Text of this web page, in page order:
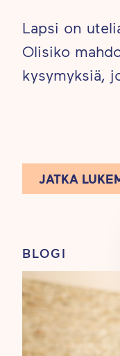
Lapsi on
Olisiko
kysymyksiä,
JATKA
BLOGI